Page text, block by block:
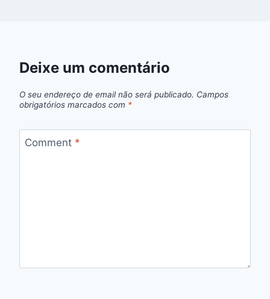
Deixe um comentário
O seu endereço de email não será publicado. Campos
obrigatórios marcados com *
Comment *